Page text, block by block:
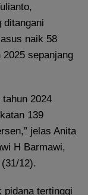
ditangani
naik 58
sepanjang
2024
139
jelas Anita
H Barmawi,
12).
pidana tertinggi